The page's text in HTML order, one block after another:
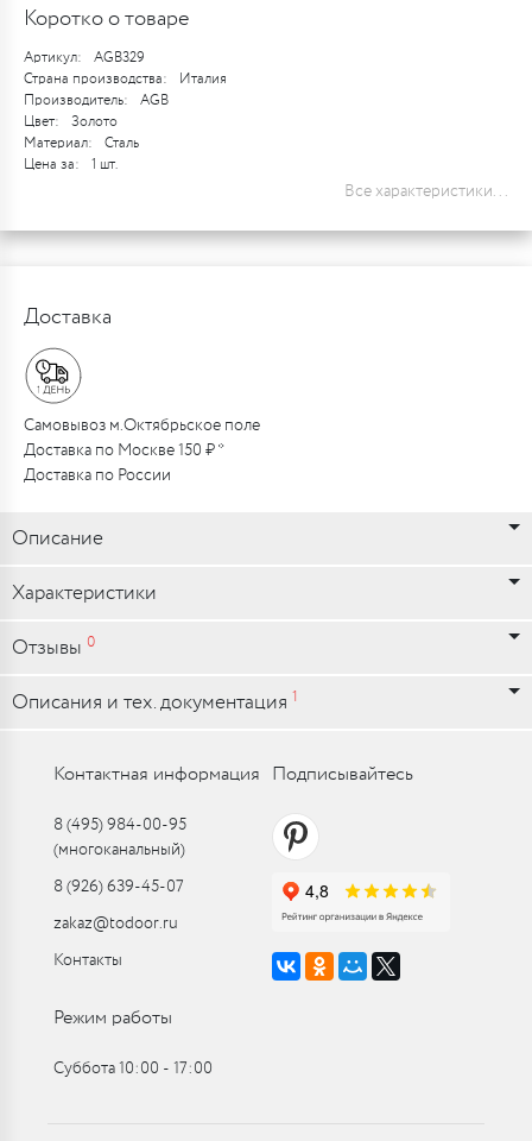
Коротко о товаре
Артикул:
AGB329
Страна производства:
Италия
Производитель:
AGB
Цвет:
Золото
Материал:
Сталь
Цена за:
1 шт.
Все характеристики...
Доставка
Самовывоз м.Октябрьское поле
Доставка по Москве 150 ₽ *
Доставка по России
Описание
Характеристики
Отзывы 0
Описания и тех. документация 1
Контактная информация
8 (495) 984-00-95
(многоканальный)
8 (926) 639-45-07
zakaz@todoor.ru
Контакты
Подписывайтесь
Режим работы
Суббота 10:00 ‑ 17:00